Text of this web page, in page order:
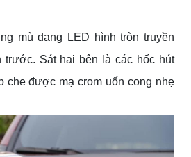
mù dạng LED hình tròn truyền
trước. Sát hai bên là các hốc hút
che được mạ crom uốn cong nhẹ